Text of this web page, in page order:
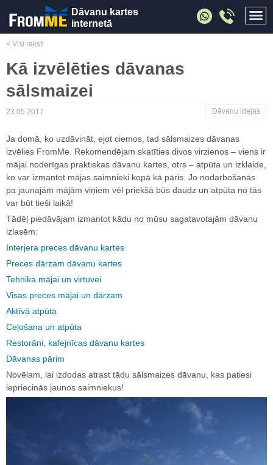
Dāvanu kartes
internetā
< Visi raksti
Kā izvēlēties dāvanas
sālsmaizei
23.05.2017 Dāvanu idejas
Ja domā, ko uzdāvināt, ejot ciemos, tad sālsmaizes dāvanas
izvēlies FromMe. Rekomendējam skatīties divos virzienos – viens ir
mājai noderīgas praktiskas dāvanu kartes, otrs – atpūta un izklaide,
ko var izmantot mājas saimnieki kopā kā pāris. Jo nodarbošanās
pa jaunajām mājām viņiem vēl priekšā būs daudz un atpūta no tās
var būt tieši laikā!
Tādēļ piedāvājam izmantot kādu no mūsu sagatavotajām dāvanu
izlasēm:
Interjera preces dāvanu kartes
Preces dārzam dāvanu kartes
Tehnika mājai un virtuvei
Visas preces mājai un dārzam
Aktīvā atpūta
Ceļošana un atpūta
Restorāni, kafejnīcas dāvanu kartes
Dāvanas pārim
Novēlam, lai izdodas atrast tādu sālsmaizes dāvanu, kas patiesi
iepriecinās jaunos saimniekus!